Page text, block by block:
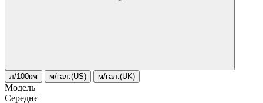
л/100км м/гал.(US) м/гал.(UK)
Модель
Середнє